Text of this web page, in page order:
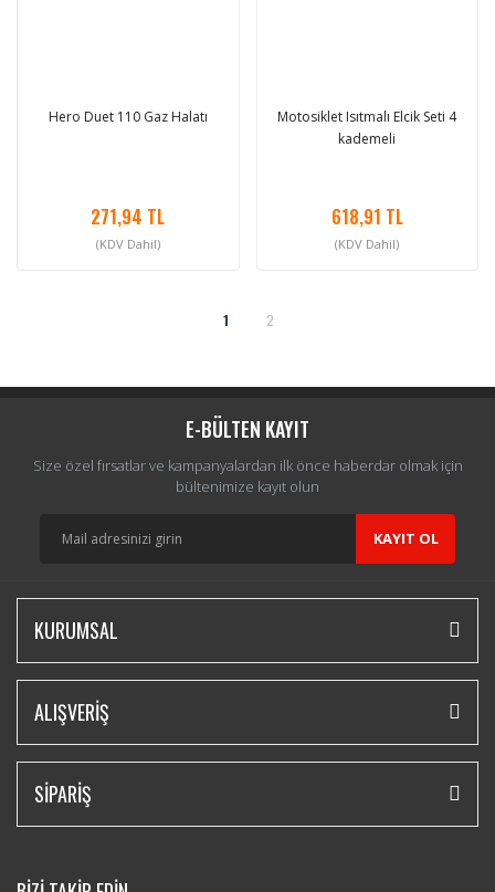
Hero Duet 110 Gaz Halatı
271,94 TL
(KDV Dahil)
Motosiklet Isıtmalı Elcik Seti 4
kademeli
618,91 TL
(KDV Dahil)
1 2
E-BÜLTEN KAYIT
Size özel fırsatlar ve kampanyalardan ilk önce haberdar olmak için
bültenimize kayıt olun
KAYIT OL
KURUMSAL
ALIŞVERİŞ
SİPARİŞ